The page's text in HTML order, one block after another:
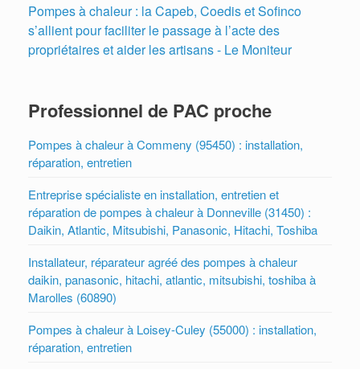
Pompes à chaleur : la Capeb, Coedis et Sofinco
s’allient pour faciliter le passage à l’acte des
propriétaires et aider les artisans - Le Moniteur
Professionnel de PAC proche
Pompes à chaleur à Commeny (95450) : installation,
réparation, entretien
Entreprise spécialiste en installation, entretien et
réparation de pompes à chaleur à Donneville (31450) :
Daikin, Atlantic, Mitsubishi, Panasonic, Hitachi, Toshiba
Installateur, réparateur agréé des pompes à chaleur
daikin, panasonic, hitachi, atlantic, mitsubishi, toshiba à
Marolles (60890)
Pompes à chaleur à Loisey-Culey (55000) : installation,
réparation, entretien